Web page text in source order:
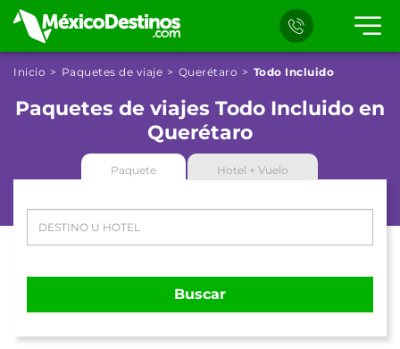
Inicio Paquetes de viaje Querétaro Todo Incluido
Paquetes de viajes Todo Incluido en
Querétaro
Paquete Hotel + Vuelo
Buscar